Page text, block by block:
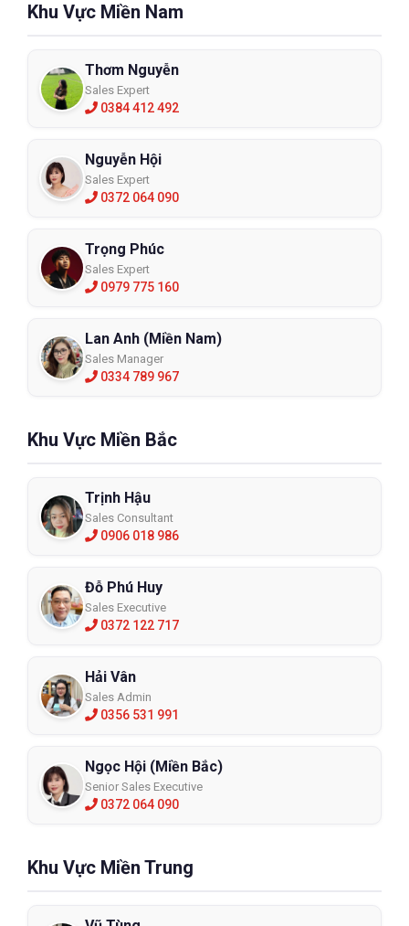
Khu Vực Miền Nam
Thơm Nguyễn
Sales Expert
0384 412 492
Nguyễn Hội
Sales Expert
0372 064 090
Trọng Phúc
Sales Expert
0979 775 160
Lan Anh (Miền Nam)
Sales Manager
0334 789 967
Khu Vực Miền Bắc
Trịnh Hậu
Sales Consultant
0906 018 986
Đỗ Phú Huy
Sales Executive
0372 122 717
Hải Vân
Sales Admin
0356 531 991
Ngọc Hội (Miền Bắc)
Senior Sales Executive
0372 064 090
Khu Vực Miền Trung